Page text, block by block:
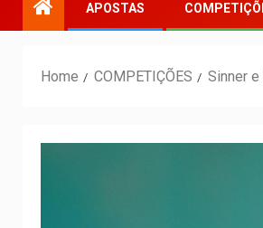
APOSTAS
Home COMPETIÇÕES Sinner